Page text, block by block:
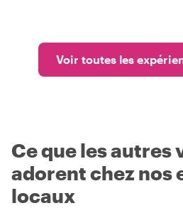
Voir toutes les
Ce que les autres
adorent chez nos
locaux